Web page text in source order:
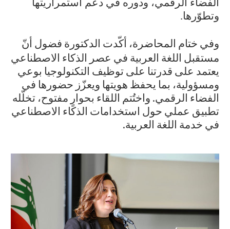
الفضاء الرقمي، ودوره في دعم استمراريتها
وتطوّرها.
وفي ختام المحاضرة، أكّدت الدكتورة فضول أنّ
مستقبل اللغة العربية في عصر الذكاء الاصطناعي
يعتمد على قدرتنا على توظيف التكنولوجيا بوعي
ومسؤولية، بما يحفظ هويتها ويعزّز حضورها في
الفضاء الرقمي. واختُتم اللقاء بحوارٍ مفتوح، تخلّله
تطبيق عملي حول استخدامات الذكاء الاصطناعي
في خدمة اللغة العربية.​